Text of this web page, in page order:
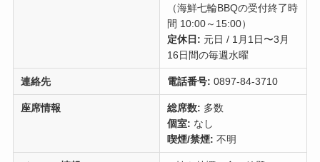
（海鮮七輪BBQの受付終了時
間 10:00～15:00）
定休日: 元日 / 1月1日〜3月
16日間の毎週水曜
連絡先 電話番号: 0897-84-3710
座席情報 総席数: 多数
個室: なし
喫煙/禁煙: 不明